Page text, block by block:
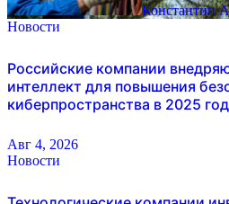
Константин
Новости
Российские компании
интеллект для повышения
киберпространства в 2025
Авг 4, 2026
Новости